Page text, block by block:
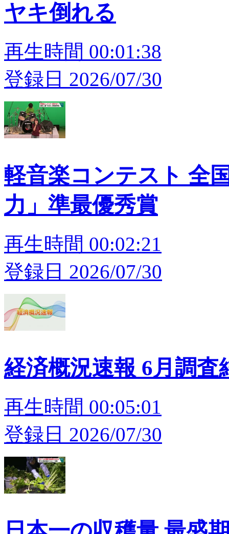
ヤキ倒れる
再生時間 00:01:38
登録日 2026/07/30
軽音楽コンテスト 全
力」準最優秀賞
再生時間 00:02:21
登録日 2026/07/30
経済概況速報 6月調査
再生時間 00:05:01
登録日 2026/07/30